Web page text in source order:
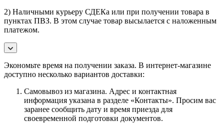
2) Наличными курьеру СДЕКа или при получении товара в
пунктах ПВЗ. В этом случае товар высылается с наложенным
платежом.
Экономьте время на получении заказа. В интернет-магазине
доступно несколько вариантов доставки:
Самовывоз из магазина. Адрес и контактная
информация указана в разделе «Контакты». Просим вас
заранее сообщить дату и время приезда для
своевременной подготовки документов.